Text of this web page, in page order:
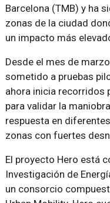
Barcelona (TMB) y ha
zonas de la ciudad
un impacto más
Desde el mes de
sometido a pruebas
ahora inicia recorridos
para validar la
respuesta en
zonas con fuertes
El proyecto Hero está
Investigación de
un consorcio